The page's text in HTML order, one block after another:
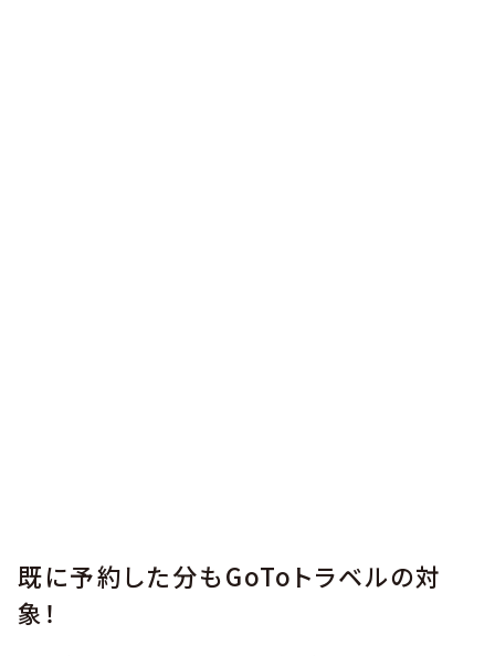
既に予約した分もGoToトラベルの対
象！